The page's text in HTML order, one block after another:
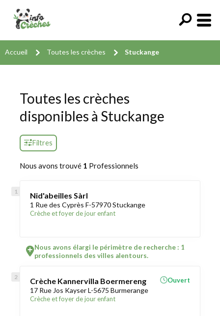
Accueil Toutes les crèches Stuckange
Toutes les crèches
disponibles à Stuckange
Filtres
Nous avons trouvé 1 Professionnels
Nid'abeilles Sàrl
1 Rue des Cyprès F-57970 Stuckange
Crèche et foyer de jour enfant
Nous avons élargi le périmètre de recherche : 1
professionnels des villes alentours.
Crèche Kannervilla Boermereng
17 Rue Jos Kayser L-5675 Burmerange
Crèche et foyer de jour enfant
Ouvert